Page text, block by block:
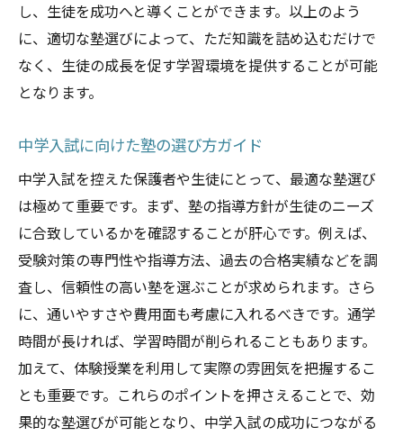
塾と共に作る効果的な学習プラン
鹿児島県に特化した受験対策の秘密
合格を目指すための戦略的学習法
鹿児島の塾が教える受験攻略法
塾での学びが中学入試成功のカギを握る理由
塾が提供する学びの質とは
成功者が語る塾での学びの有効性
自信を育むための塾での学習環境
中学入試で結果を出す塾の効果
学び方を変える塾の重要性
塾が築く中学入試への確かな道
地域密着型の塾が生徒を成功へと導く方法
地域に根ざした教育の力
し、生徒を成功へと導くことができます。以上のよう
に、適切な塾選びによって、ただ知識を詰め込むだけで
なく、生徒の成長を促す学習環境を提供することが可能
となります。
中学入試に向けた塾の選び方ガイド
中学入試を控えた保護者や生徒にとって、最適な塾選び
は極めて重要です。まず、塾の指導方針が生徒のニーズ
に合致しているかを確認することが肝心です。例えば、
受験対策の専門性や指導方法、過去の合格実績などを調
査し、信頼性の高い塾を選ぶことが求められます。さら
に、通いやすさや費用面も考慮に入れるべきです。通学
時間が長ければ、学習時間が削られることもあります。
加えて、体験授業を利用して実際の雰囲気を把握するこ
とも重要です。これらのポイントを押さえることで、効
果的な塾選びが可能となり、中学入試の成功につながる